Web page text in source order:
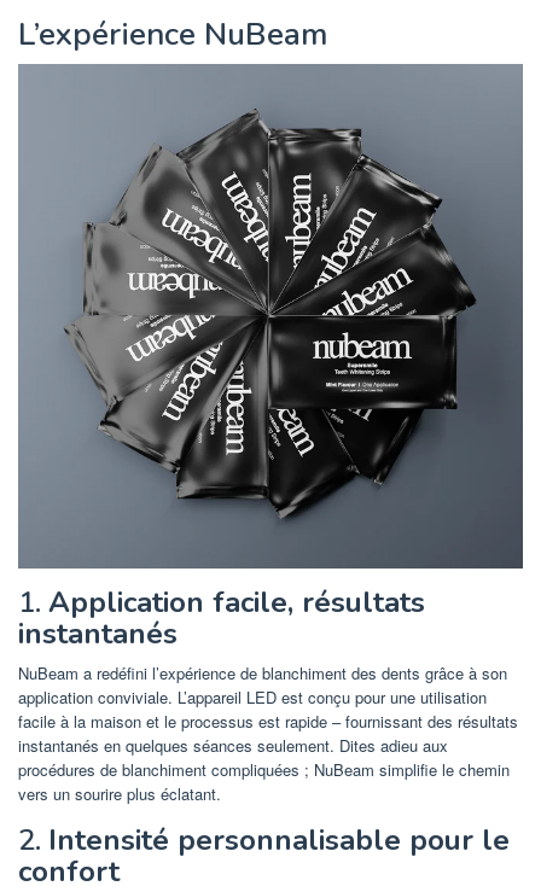
L’expérience NuBeam
1. Application facile, résultats
instantanés
NuBeam a redéfini l’expérience de blanchiment des dents grâce à son
application conviviale. L’appareil LED est conçu pour une utilisation
facile à la maison et le processus est rapide – fournissant des résultats
instantanés en quelques séances seulement. Dites adieu aux
procédures de blanchiment compliquées ; NuBeam simplifie le chemin
vers un sourire plus éclatant.
2. Intensité personnalisable pour le
confort